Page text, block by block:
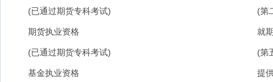
(已通过期货专科考试) (第二
期货执业资格
(已通过期货专科考试)
就期
(第五
基金执业资格 提供